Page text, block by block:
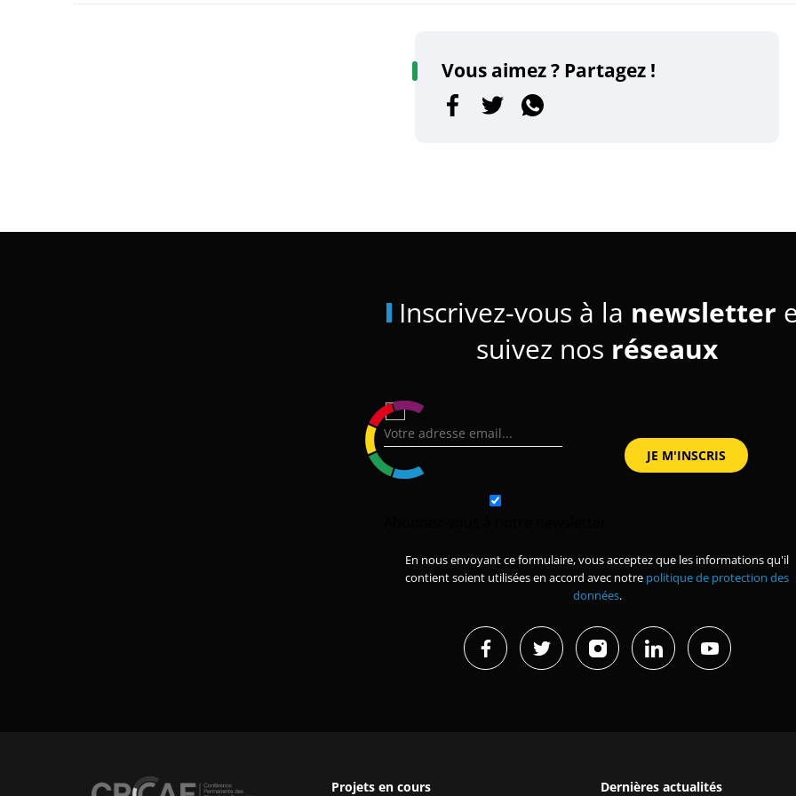
Vous aimez ? Partagez !
Inscrivez-vous à la newsletter
suivez nos réseaux
En nous envoyant ce formulaire, vous acceptez que les informations qu'il
contient soient utilisées en accord avec notre politique de protection des
données.
Projets en cours Dernières actualités